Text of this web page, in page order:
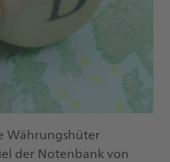
Währungshüter
der Notenbank von